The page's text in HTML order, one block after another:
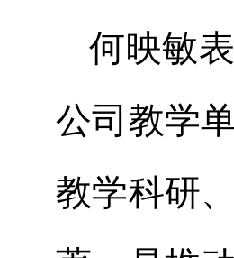
何映敏
公司教学
教学科研